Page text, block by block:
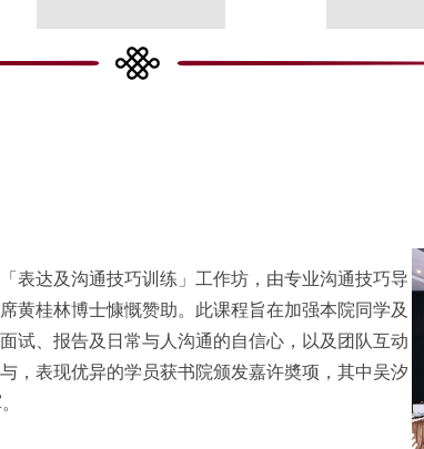
表达及沟通技巧训练」工作坊，由专业沟通技巧导
黄桂林博士慷慨赞助。此课程旨在加强本院同学及
试、报告及日常与人沟通的自信心，以及团队互动
，表现优异的学员获书院颁发嘉许奬项，其中吴汐